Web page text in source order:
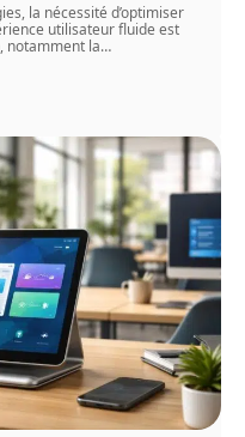
la nécessité d’optimiser
utilisateur fluide est
notamment la…